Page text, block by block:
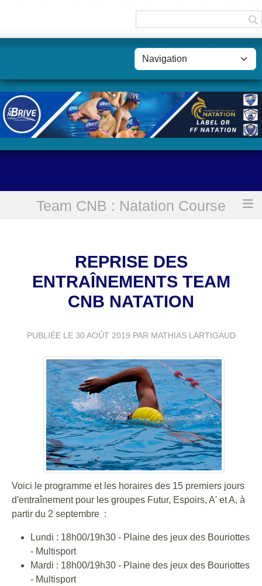
Team CNB : Natation Course
Reprise des entraînements Team CNB Natation
REPRISE DES
ENTRAÎNEMENTS TEAM
CNB NATATION
PUBLIÉE LE 30 AOÛT 2019 PAR MATHIAS LARTIGAUD
Voici le programme et les horaires des 15 premiers jours
d'entraînement pour les groupes Futur, Espoirs, A' et A, à
partir du 2 septembre :
Lundi : 18h00/19h30 - Plaine des jeux des Bouriottes
- Multisport
Mardi : 18h00/19h30 - Plaine des jeux des Bouriottes
- Multisport